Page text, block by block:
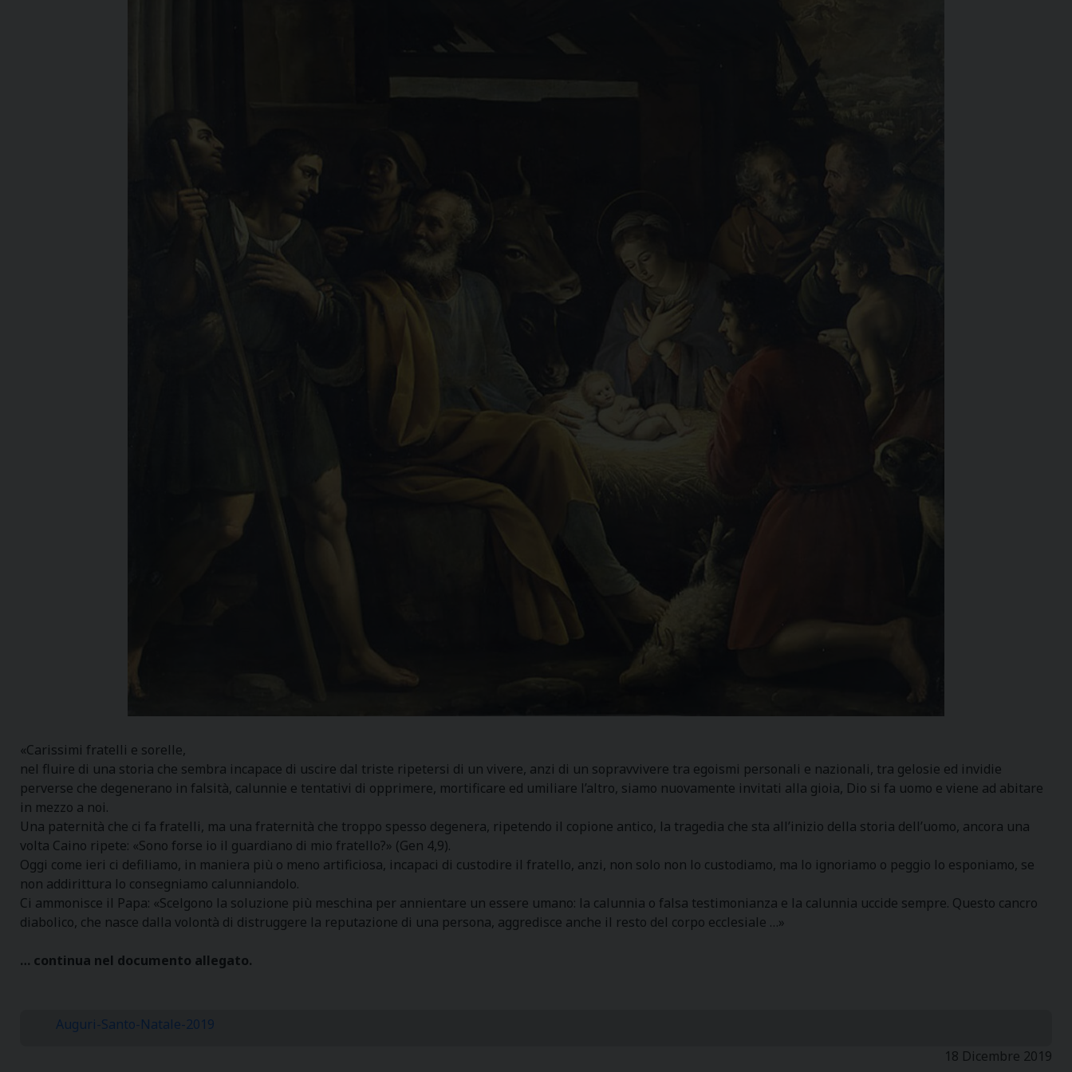
«Carissimi fratelli e sorelle,
nel fluire di una storia che sembra incapace di uscire dal triste ripetersi di un vivere, anzi di un sopravvivere tra egoismi personali e nazionali, tra gelosie ed invidie
perverse che degenerano in falsità, calunnie e tentativi di opprimere, mortificare ed umiliare l’altro, siamo nuovamente invitati alla gioia, Dio si fa uomo e viene ad abitare
in mezzo a noi.
Una paternità che ci fa fratelli, ma una fraternità che troppo spesso degenera, ripetendo il copione antico, la tragedia che sta all’inizio della storia dell’uomo, ancora una
volta Caino ripete: «Sono forse io il guardiano di mio fratello?» (Gen 4,9).
Oggi come ieri ci defiliamo, in maniera più o meno artificiosa, incapaci di custodire il fratello, anzi, non solo non lo custodiamo, ma lo ignoriamo o peggio lo esponiamo, se
non addirittura lo consegniamo calunniandolo.
Ci ammonisce il Papa: «Scelgono la soluzione più meschina per annientare un essere umano: la calunnia o falsa testimonianza e la calunnia uccide sempre. Questo cancro
diabolico, che nasce dalla volontà di distruggere la reputazione di una persona, aggredisce anche il resto del corpo ecclesiale …»
… continua nel documento allegato.
Auguri-Santo-Natale-2019
18 Dicembre 2019